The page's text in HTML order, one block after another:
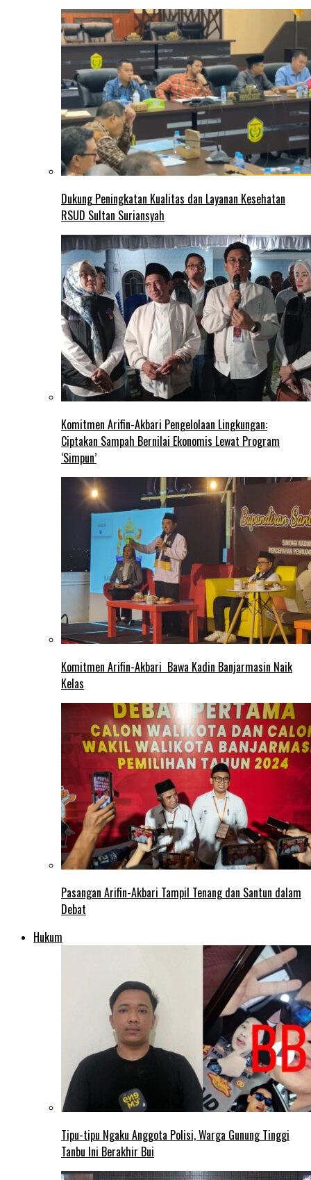
Dukung Peningkatan Kualitas dan Layanan Kesehatan
RSUD Sultan Suriansyah
Komitmen Arifin-Akbari Pengelolaan Lingkungan:
Ciptakan Sampah Bernilai Ekonomis Lewat Program
‘Simpun’
Komitmen Arifin-Akbari Bawa Kadin Banjarmasin Naik
Kelas
Pasangan Arifin-Akbari Tampil Tenang dan Santun dalam
Debat
Hukum
Tipu-tipu Ngaku Anggota Polisi, Warga Gunung Tinggi
Tanbu Ini Berakhir Bui